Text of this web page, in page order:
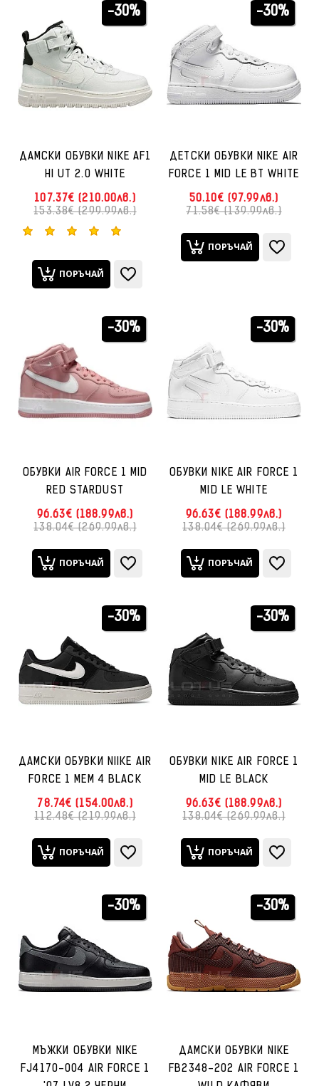
-30%
ДАМСКИ ОБУВКИ NIKE AF1
HI UT 2.0 WHITE
107.37€ (210.00лв.)
153.38€ (299.99лв.)
ПОРЪЧАЙ
-30%
ДЕТСКИ ОБУВКИ NIKE AIR
FORCE 1 MID LE BT WHITE
50.10€ (97.99лв.)
71.58€ (139.99лв.)
ПОРЪЧАЙ
-30%
ОБУВКИ AIR FORCE 1 MID
RED STARDUST
96.63€ (188.99лв.)
138.04€ (269.99лв.)
ПОРЪЧАЙ
-30%
ОБУВКИ NIKE AIR FORCE 1
MID LE WHITE
96.63€ (188.99лв.)
138.04€ (269.99лв.)
ПОРЪЧАЙ
-30%
ДАМСКИ ОБУВКИ NIIKE AIR
FORCE 1 MEM 4 BLACK
78.74€ (154.00лв.)
112.48€ (219.99лв.)
ПОРЪЧАЙ
-30%
ОБУВКИ NIKE AIR FORCE 1
MID LE BLACK
96.63€ (188.99лв.)
138.04€ (269.99лв.)
ПОРЪЧАЙ
-30%
МЪЖКИ ОБУВКИ NIKE
FJ4170-004 AIR FORCE 1
-30%
ДАМСКИ ОБУВКИ NIKE
FB2348-202 AIR FORCE 1